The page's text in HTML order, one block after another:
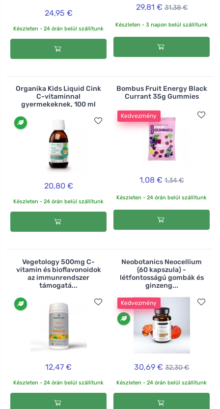
24,95 €
Készleten - 24 órán belül szállítunk
29,81 € 31,38 €
Készleten - 3 napon belül szállítunk
Organika Kids Liquid Cink
C-vitaminnal
gyermekeknek, 100 ml
20,80 €
Készleten - 24 órán belül szállítunk
Bombus Fruit Energy Black
Currant 35g Gummies
Kedvezmény
1,08 € 1,34 €
Készleten - 24 órán belül szállítunk
Vegetology 500mg C-
vitamin és bioflavonoidok
az immunrendszer
támogatá...
12,47 €
Készleten - 24 órán belül szállítunk
Neobotanics Neocellium
(60 kapszula) -
létfontosságú gombák és
ginzeng...
Kedvezmény
30,69 € 32,30 €
Készleten - 24 órán belül szállítunk